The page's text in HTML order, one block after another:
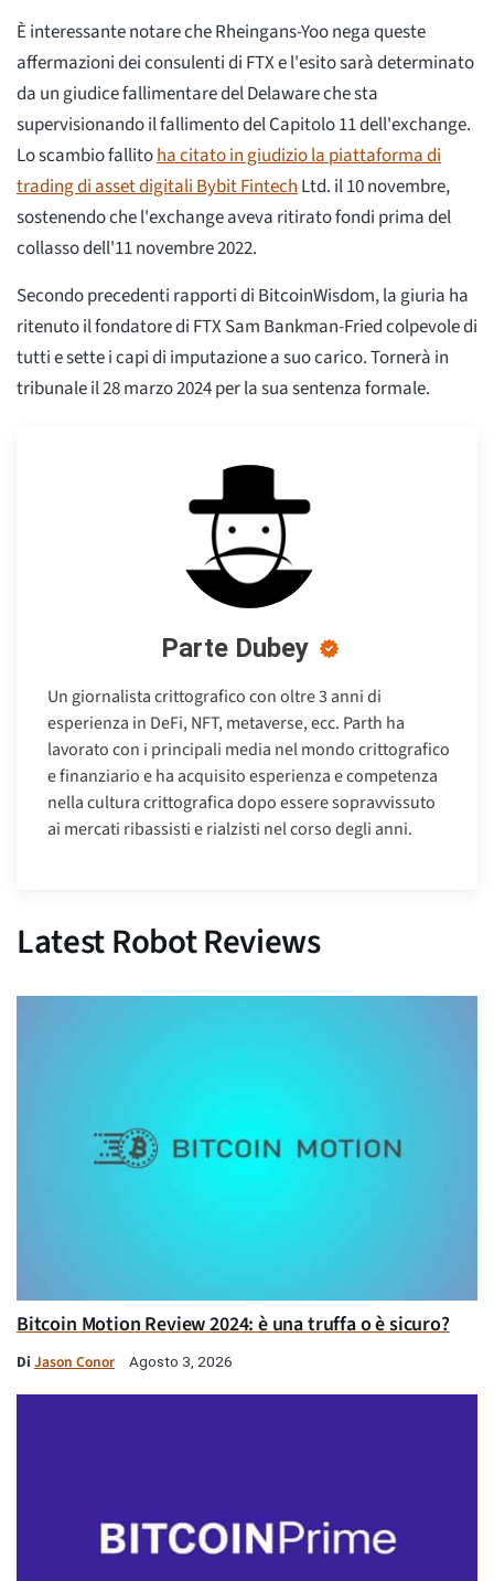
È interessante notare che Rheingans-Yoo nega queste
affermazioni dei consulenti di FTX e l'esito sarà determinato
da un giudice fallimentare del Delaware che sta
supervisionando il fallimento del Capitolo 11 dell'exchange.
Lo scambio fallitoha citato in giudizio la piattaforma di
trading di asset digitali Bybit FintechLtd. il 10 novembre,
sostenendo che l'exchange aveva ritirato fondi prima del
collasso dell'11 novembre 2022.
Secondo precedenti rapporti di BitcoinWisdom, la giuria ha
ritenuto il fondatore di FTX Sam Bankman-Fried colpevole di
tutti e sette i capi di imputazione a suo carico. Tornerà in
tribunale il 28 marzo 2024 per la sua sentenza formale.
Parte Dubey
Un giornalista crittografico con oltre 3 anni di
esperienza in DeFi, NFT, metaverse, ecc. Parth ha
lavorato con i principali media nel mondo crittografico
e finanziario e ha acquisito esperienza e competenza
nella cultura crittografica dopo essere sopravvissuto
ai mercati ribassisti e rialzisti nel corso degli anni.
Latest Robot Reviews
Bitcoin Motion Review 2024: è una truffa o è sicuro?
Di Jason Conor Agosto 3, 2026